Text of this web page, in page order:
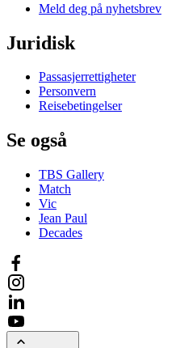
Meld deg på nyhetsbrev
Juridisk
Passasjerrettigheter
Personvern
Reisebetingelser
Se også
TBS Gallery
Match
Vic
Jean Paul
Decades